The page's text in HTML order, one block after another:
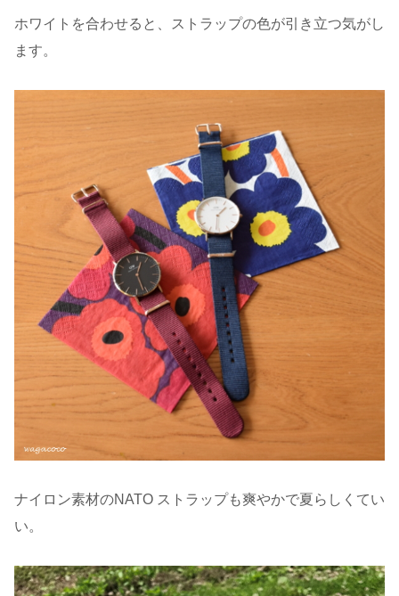
ホワイトを合わせると、ストラップの色が引き立つ気がし
ます。
ナイロン素材のNATO ストラップも爽やかで夏らしくてい
い。